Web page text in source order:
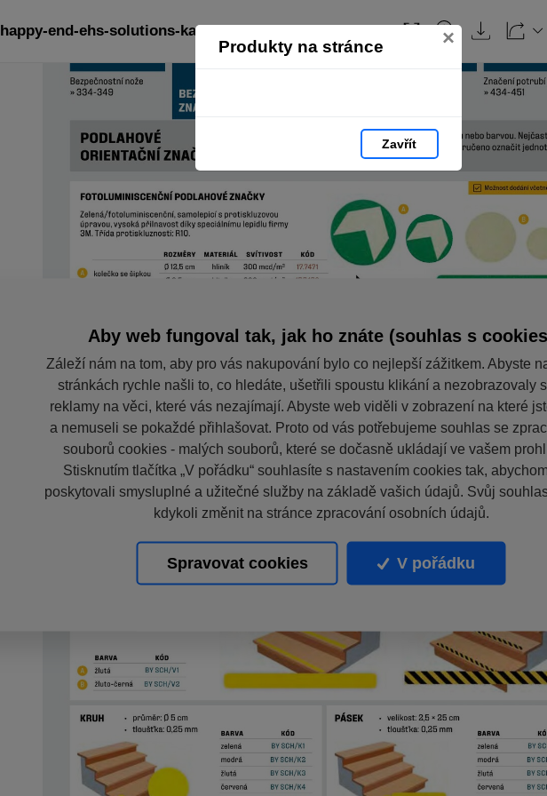
Produkty na stránce ×
Zavřít
happy-end-ehs-solutions-katalog-2024-cz: strana 364
Aby web fungoval tak, jak ho znáte (souhlas s
Záleží nám na tom, aby pro vás nakupování bylo co nejlepší zážitkem. Abyste
stránkách rychle našli to, co hledáte, ušetřili spoustu klikání a nezobrazovaly
reklamy na věci, které vás nezajímají. Abyste web viděli v zobrazení na které
a nemuseli se pokaždé přihlašovat. Proto od vás potřebujeme souhlas se
souborů cookies - malých souborů, které se dočasně ukládají ve vašem
Stisknutím tlačítka „V pořádku“ souhlasíte s nastavením cookies tak,
poskytovali smysluplné a užitečné služby na základě vašich údajů. Svůj
kdykoli změnit na stránce zpracování osobních údajů.
Spravovat cookies V pořádku